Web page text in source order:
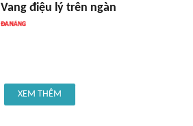
Vang điệu lý trên ngàn
XEM THÊM